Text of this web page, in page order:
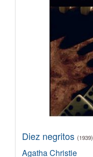
Diez negritos (1939)
Agatha Christie